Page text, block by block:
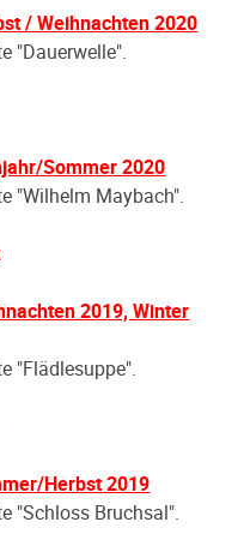
/ Weihnachten 2020
"Dauerwelle".
Sommer 2020
"Wilhelm Maybach".
2019, Winter
"Flädlesuppe".
Herbst 2019
"Schloss Bruchsal".